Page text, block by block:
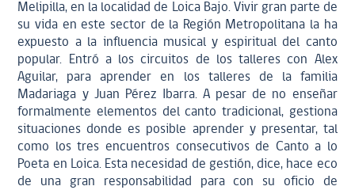
Melipilla, en la localidad de Loica Bajo. Vivir gran parte de
su vida en este sector de la Región Metropolitana la ha
expuesto a la influencia musical y espiritual del canto
popular. Entró a los circuitos de los talleres con Alex
Aguilar, para aprender en los talleres de la familia
Madariaga y Juan Pérez Ibarra. A pesar de no enseñar
formalmente elementos del canto tradicional, gestiona
situaciones donde es posible aprender y presentar, tal
como los tres encuentros consecutivos de Canto a lo
Poeta en Loica. Esta necesidad de gestión, dice, hace eco
de una gran responsabilidad para con su oficio de